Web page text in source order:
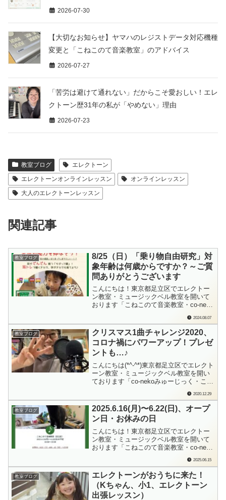
2026-07-30
【大切なお知らせ】ヤマハのレジストデータ対応機種
変更と「こねこのて音楽教室」のアドバイス
2026-07-27
「苦労は避けて通れない」だからこそ愛おしい！エレ
クトーン歴31年の私が「やめない」理由
2026-07-23
教室ブログ
エレクトーン
エレクトーンオンラインレッスン
オンラインレッスン
大人のエレクトーンレッスン
関連記事
教室ブログ
8/25（日）「乗り物自由研究」対
象年齢は何歳からですか？～ご質
問ありがとうございます
こんにちは！東京都足立区でエレクトー
ン教室・ミュージックベル教室を開いて
おります「こねこのて音楽教室・co-neko
8/25（日）にワークショップ参加させて
いただく、亀戸「乗り物自由研究」「パ
ソコンを使って…ということは、対象年
齢は小学生以上ですか？」というご質
問...
2024.08.07
教室ブログ
クリスマス1曲チャレンジ2020、
コロナ禍にパワーアップ！プレゼ
ントも…♪
こんにちは(*^-^*)東京都足立区でエレクト
ーン教室・ミュージックベル教室を開い
ております「co-nekoみゅーじっく・こね
す。もう10年以上続いている、当教室
（足立区）名物企画「クリスマス1曲チャ
レンジ」。コロナ禍で（？）さらにパワ
ーアップしました！！「先生と一...
2020.12.29
教室ブログ
2025.6.16(月)〜6.22(日)、オープ
ン日・お休みの日
こんにちは！東京都足立区でエレクトー
ン教室・ミュージックベル教室を開いて
おります「こねこのて音楽教室・co-neko
毎週日曜日に、来週の教室オープン日、
おやすみの日をお知らせしております。
各ブログランキングに参加しています。
もしよろしかったら…ポチっと応援よろ
しく...
2025.06.15
教室ブログ
エレクトーンがおうちに来た！
（Kちゃん、小1、エレクトーン
出張レッスン）